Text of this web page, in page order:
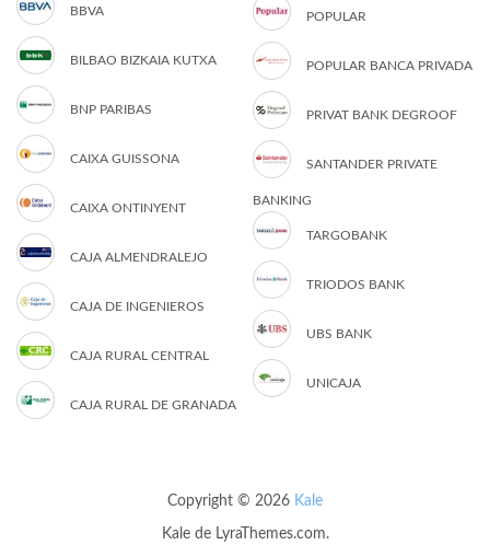
BBVA
BILBAO BIZKAIA KUTXA
BNP PARIBAS
CAIXA GUISSONA
CAIXA ONTINYENT
CAJA ALMENDRALEJO
CAJA DE INGENIEROS
CAJA RURAL CENTRAL
CAJA RURAL DE GRANADA
POPULAR
POPULAR BANCA PRIVADA
PRIVAT BANK DEGROOF
SANTANDER PRIVATE
BANKING
TARGOBANK
TRIODOS BANK
UBS BANK
UNICAJA
Copyright © 2026 Kale
Kalede LyraThemes.com.